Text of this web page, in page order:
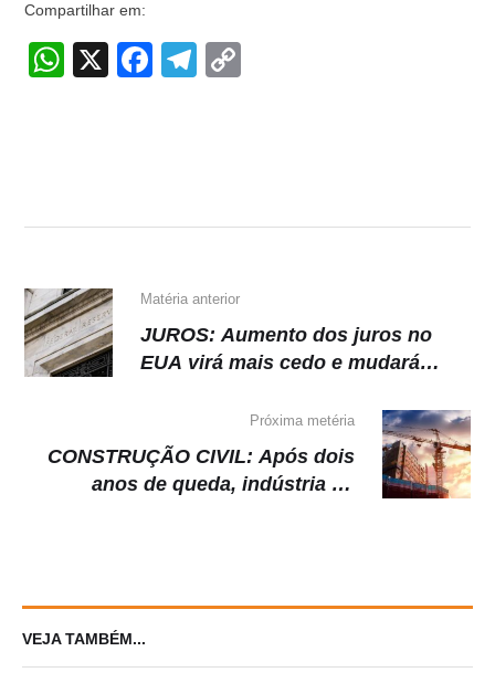
Compartilhar em:
W
p
X
F
o
k
T
m n
Matéria anterior
JUROS: Aumento dos juros no
EUA virá mais cedo e mudará
Próxima metéria
CONSTRUÇÃO CIVIL: Após dois
anos de queda, indústria da
VEJA TAMBÉM...